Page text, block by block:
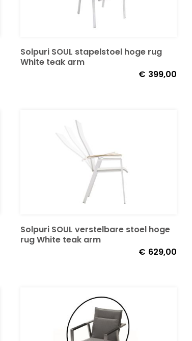
Solpuri SOUL stapelstoel hoge rug
White teak arm
€ 399,00
Solpuri SOUL verstelbare stoel hoge
rug White teak arm
€ 629,00